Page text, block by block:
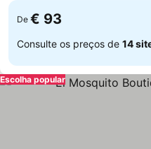
De € 93
Consulte os preços de 14
Escolha popular